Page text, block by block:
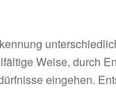
Weise, durch
eingehen.